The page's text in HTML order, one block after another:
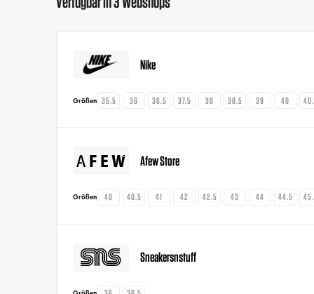
Nike
Größen 35.5 36 36.5 37.5 38 38.5 39 40
Afew Store
Größen 40 40.5 41 42 42.5 43 44 44.5
Sneakersnstuff